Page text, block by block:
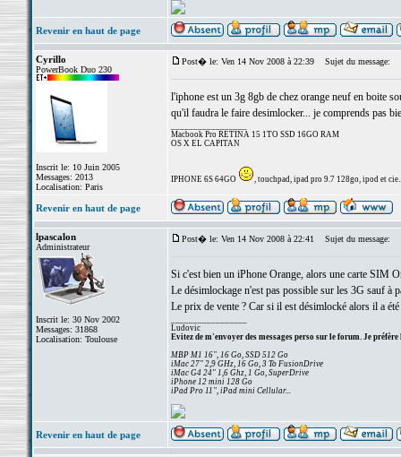
Revenir en haut de page
Cyrillo
PowerBook Duo 230
Inscrit le: 10 Juin 2005
Messages: 2013
Localisation: Paris
Post� le: Ven 14 Nov 2008 à 22:39 Sujet du message:
l'iphone est un 3g 8gb de chez orange neuf en boite
qu'il faudra le faire desimlocker... je comprends pas
Macbook Pro RETINA 15 1TO SSD 16GO RAM
OS X EL CAPITAN
IPHONE 6S 64GO , touchpad, ipad pro 9.7 128go, ipod et
Revenir en haut de page
lpascalon
Administrateur
Inscrit le: 30 Nov 2002
Messages: 31868
Localisation: Toulouse
Post� le: Ven 14 Nov 2008 à 22:41 Sujet du message:
Si c'est bien un iPhone Orange, alors une carte SIM
Le désimlockage n'est pas possible sur les 3G sauf à
Le prix de vente ? Car si il est désimlocké alors il a
Ludovic
Evitez de m'envoyer des messages perso sur le forum. Je préfère
MBP M1 16", 16 Go, SSD 512 Go
iMac 27" 2,9 GHz, 16 Go, 3 To FusionDrive
iMac G4 24" 1,6 Ghz, 1 Go, SuperDrive
iPhone 12 mini 128 Go
iPad Pro 11", iPad mini Cellular...
Revenir en haut de page